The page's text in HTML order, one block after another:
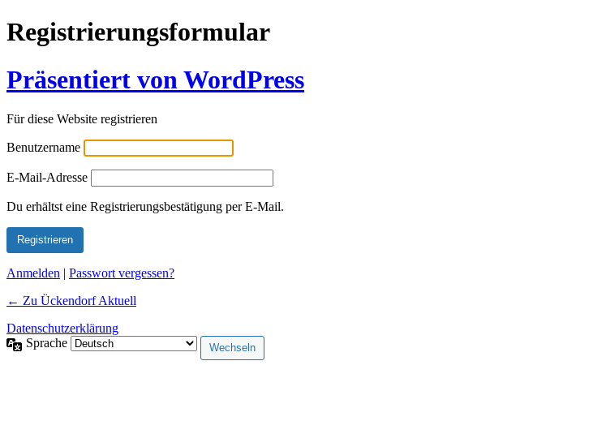
Registrierungsformular
Präsentiert von WordPress
Für diese Website registrieren
Benutzername
E-Mail-Adresse
Alternative:
Du erhältst eine Registrierungsbestätigung per E-Mail.
Anmelden | Passwort vergessen?
← Zu Ückendorf Aktuell
Datenschutzerklärung
Sprache